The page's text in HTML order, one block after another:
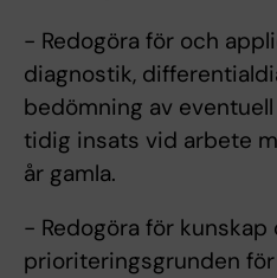
- Redogöra för och
diagnostik,
bedömning av
tidig insats vid arbete
år gamla.
- Redogöra för kunskap
prioriteringsgrunden för